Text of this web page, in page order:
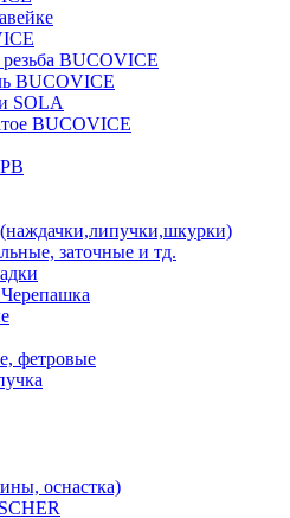
BUCOVICE
BUCOVICE
SOLA
BUCOVICE
заточные и тд.
фетровые
оснастка)